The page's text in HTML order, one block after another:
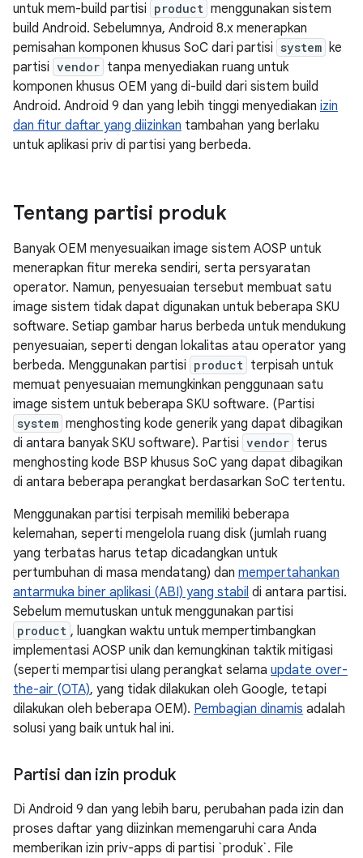
untuk mem-build partisi product menggunakan sistem
build Android. Sebelumnya, Android 8.x menerapkan
pemisahan komponen khusus SoC dari partisi system ke
partisi vendor tanpa menyediakan ruang untuk
komponen khusus OEM yang di-build dari sistem build
Android. Android 9 dan yang lebih tinggi menyediakan izin
dan fitur daftar yang diizinkan tambahan yang berlaku
untuk aplikasi priv di partisi yang berbeda.
Tentang partisi produk
Banyak OEM menyesuaikan image sistem AOSP untuk
menerapkan fitur mereka sendiri, serta persyaratan
operator. Namun, penyesuaian tersebut membuat satu
image sistem tidak dapat digunakan untuk beberapa SKU
software. Setiap gambar harus berbeda untuk mendukung
penyesuaian, seperti dengan lokalitas atau operator yang
berbeda. Menggunakan partisi product terpisah untuk
memuat penyesuaian memungkinkan penggunaan satu
image sistem untuk beberapa SKU software. (Partisi
system menghosting kode generik yang dapat dibagikan
di antara banyak SKU software). Partisi vendor terus
menghosting kode BSP khusus SoC yang dapat dibagikan
di antara beberapa perangkat berdasarkan SoC tertentu.
Menggunakan partisi terpisah memiliki beberapa
kelemahan, seperti mengelola ruang disk (jumlah ruang
yang terbatas harus tetap dicadangkan untuk
pertumbuhan di masa mendatang) dan mempertahankan
antarmuka biner aplikasi (ABI) yang stabil di antara partisi.
Sebelum memutuskan untuk menggunakan partisi
product , luangkan waktu untuk mempertimbangkan
implementasi AOSP unik dan kemungkinan taktik mitigasi
(seperti mempartisi ulang perangkat selama update over-
the-air (OTA), yang tidak dilakukan oleh Google, tetapi
dilakukan oleh beberapa OEM). Pembagian dinamis adalah
solusi yang baik untuk hal ini.
Partisi dan izin produk
Di Android 9 dan yang lebih baru, perubahan pada izin dan
proses daftar yang diizinkan memengaruhi cara Anda
memberikan izin priv-apps di partisi `produk`. File